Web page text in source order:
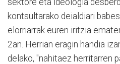
kontsultarako deialdiari
elorriarrak euren iritzia
2an. Herrian eragin handia
delako, "nahitaez herritarren